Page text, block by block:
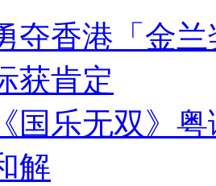
夺香港「金
获肯定
国乐无双》
解